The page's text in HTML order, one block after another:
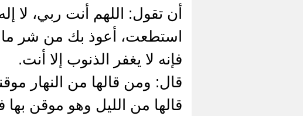
أن تقول: اللهم أنت ربي، لا
استطعت، أعوذ بك من شر ما
فإنه لا يغفر الذنوب إلا أنت.
قال: ومن قالها من النهار
قالها من الليل وهو موقن